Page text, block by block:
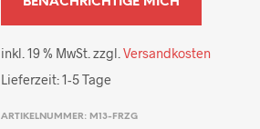
inkl. 19 % MwSt. zzgl. Versandkosten
Lieferzeit:1-5 Tage
ARTIKELNUMMER: M13-FRZG